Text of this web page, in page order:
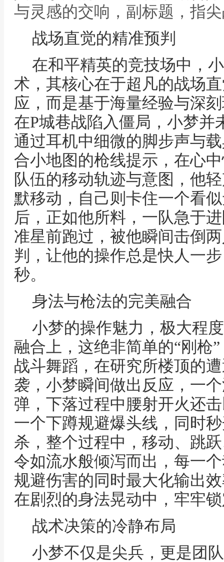
与灵感的交响，副标题，指
战场直觉的精准预判
在和平精英的竞技场中，
术，其核心在于超凡的战场
应，而是基于海量经验与深
在P城巷战陷入僵局，小梦并
通过耳机中细微的脚步声与
合小地图的枪线提示，在心
队伍的移动轨迹与意图，他
默移动，自己则卡住一个看
后，正如他所料，一队急于
准星前跑过，被他瞬间击倒
判，让他的操作总是快人一
秒。
身法与枪法的完美融合
小梦的操作魅力，极大程
融合上，这绝非简单的“刚枪
战斗舞蹈，在研究所楼顶的
袭，小梦瞬间做出反应，一
弹，下落过程中腰射开火还
一个下蹲规避爆头线，同时
杀，整个过程中，移动、跳
令如流水般倾泻而出，每一
规避伤害的同时最大化输出
在剧烈的身法晃动中，牢牢
战术决策的冷静布局
小梦不仅是尖兵，更是团